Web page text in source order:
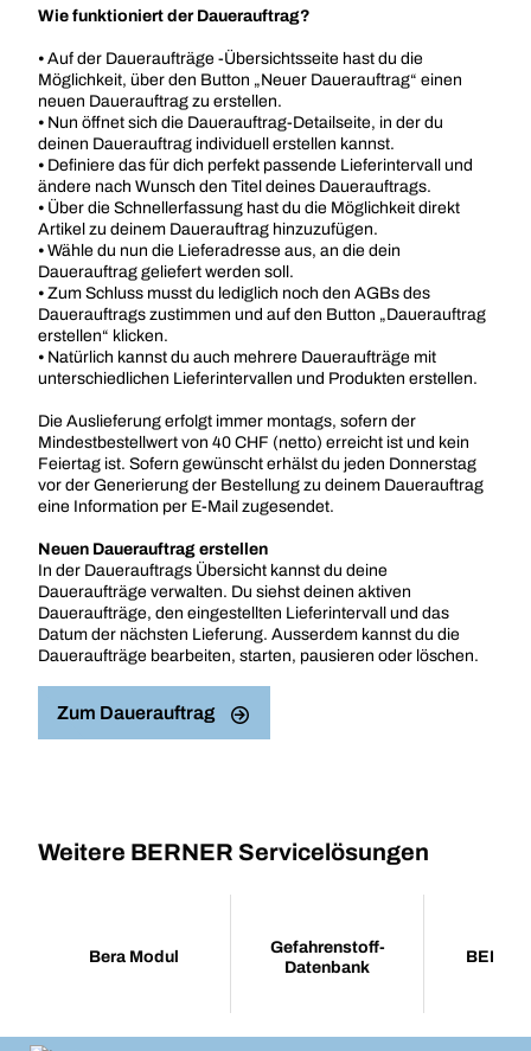
Wie funktioniert der Dauerauftrag?
⦁ Auf der Daueraufträge -Übersichtsseite hast du die
Möglichkeit, über den Button „Neuer Dauerauftrag“ einen
neuen Dauerauftrag zu erstellen.
⦁ Nun öffnet sich die Dauerauftrag-Detailseite, in der du
deinen Dauerauftrag individuell erstellen kannst.
⦁ Definiere das für dich perfekt passende Lieferintervall und
ändere nach Wunsch den Titel deines Dauerauftrags.
⦁ Über die Schnellerfassung hast du die Möglichkeit direkt
Artikel zu deinem Dauerauftrag hinzuzufügen.
⦁ Wähle du nun die Lieferadresse aus, an die dein
Dauerauftrag geliefert werden soll.
⦁ Zum Schluss musst du lediglich noch den AGBs des
Dauerauftrags zustimmen und auf den Button „Dauerauftrag
erstellen“ klicken.
⦁ Natürlich kannst du auch mehrere Daueraufträge mit
unterschiedlichen Lieferintervallen und Produkten erstellen.
Die Auslieferung erfolgt immer montags, sofern der
Mindestbestellwert von 40 CHF (netto) erreicht ist und kein
Feiertag ist. Sofern gewünscht erhälst du jeden Donnerstag
vor der Generierung der Bestellung zu deinem Dauerauftrag
eine Information per E-Mail zugesendet.
Neuen Dauerauftrag erstellen
In der Dauerauftrags Übersicht kannst du deine
Daueraufträge verwalten. Du siehst deinen aktiven
Daueraufträge, den eingestellten Lieferintervall und das
Datum der nächsten Lieferung. Ausserdem kannst du die
Daueraufträge bearbeiten, starten, pausieren oder löschen.
Zum Dauerauftrag
Weitere BERNER Servicelösungen
Bera Modul
Gefahrenstoff-
Datenbank